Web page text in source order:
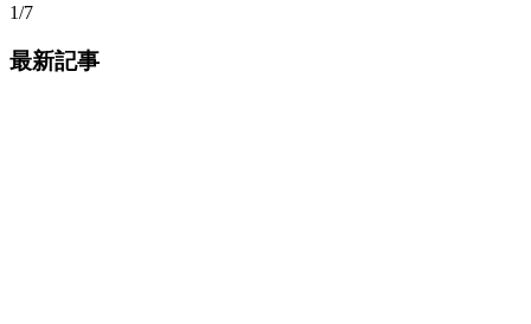
1/7
最新記事